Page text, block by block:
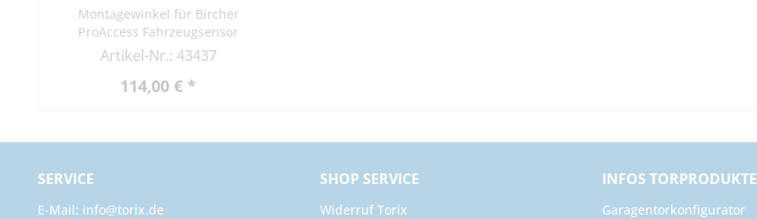
Montagewinkel für Bircher
ProAccess Fahrzeugsensor
Artikel-Nr.: 43437
114,00 € *
SERVICE
E-Mail: info@torix.de
SHOP SERVICE
Widerruf Torix
INFOS TORPRODUKTE
Garagentorkonfigurator